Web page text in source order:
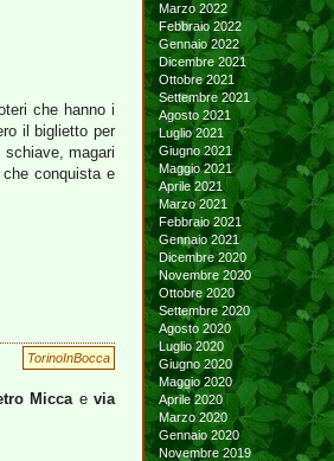
che hanno i
il biglietto per
magari
conquista e
TorinoInBocca
Miccaevia
Marzo 2022
Febbraio 2022
Gennaio 2022
Dicembre 2021
Ottobre 2021
Settembre 2021
Agosto 2021
Luglio 2021
Giugno 2021
Maggio 2021
Aprile 2021
Marzo 2021
Febbraio 2021
Gennaio 2021
Dicembre 2020
Novembre 2020
Ottobre 2020
Settembre 2020
Agosto 2020
Luglio 2020
Giugno 2020
Maggio 2020
Aprile 2020
Marzo 2020
Gennaio 2020
Novembre 2019